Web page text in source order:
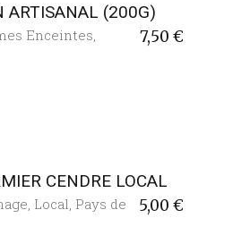
ARTISANAL (200G)
7,50 €
Enceintes,
CENDRE LOCAL
5,00 €
Local Pays de